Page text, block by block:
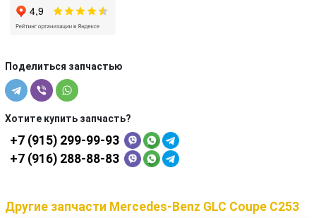
Поделиться запчастью
Хотите купить запчасть?
+7 (915) 299-99-93
+7 (916) 288-88-83
Другие запчасти Mercedes-Benz GLC Coupe C253